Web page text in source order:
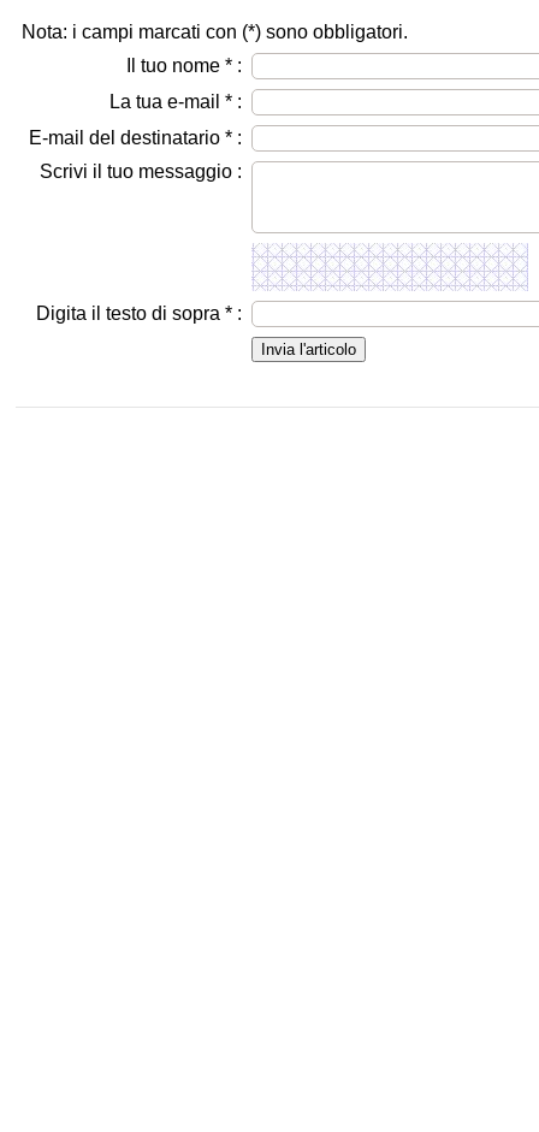
Nota: i campi marcati con (*) sono obbligatori.
Il tuo nome * :
La tua e-mail * :
E-mail del destinatario * :
Scrivi il tuo messaggio :
Digita il testo di sopra * :